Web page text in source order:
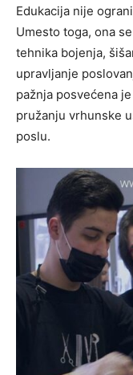
Edukacija nije
Umesto toga, ona
tehnika bojenja,
upravljanje
pažnja posvećena
pružanju vrhunske
poslu.